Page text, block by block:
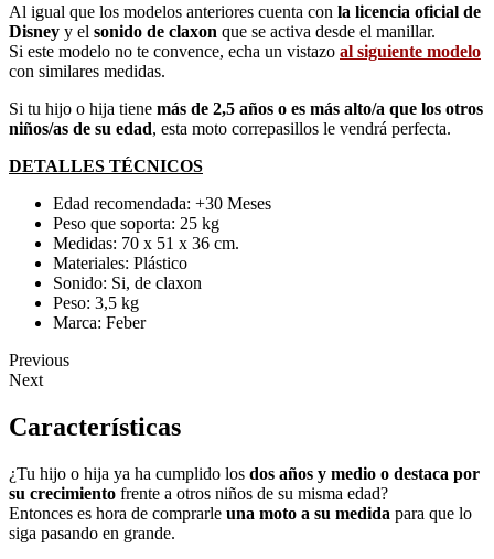
Al igual que los modelos anteriores cuenta con la licencia oficial de
Disney y el sonido de claxon que se activa desde el manillar.
Si este modelo no te convence, echa un vistazo al siguiente modelo
con similares medidas.
Si tu hijo o hija tiene más de 2,5 años o es más alto/a que los otros
niños/as de su edad, esta moto correpasillos le vendrá perfecta.
DETALLES TÉCNICOS
Edad recomendada: +30 Meses
Peso que soporta: 25 kg
Medidas: 70 x 51 x 36 cm.
Materiales: Plástico
Sonido: Si, de claxon
Peso: 3,5 kg
Marca: Feber
Previous
Next
Características
¿Tu hijo o hija ya ha cumplido los dos años y medio o destaca por
su crecimiento frente a otros niños de su misma edad?
Entonces es hora de comprarle una moto a su medida para que lo
siga pasando en grande.